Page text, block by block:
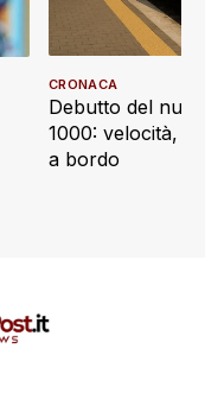
Debutto del
1000: velocità,
a bordo
CRONACA